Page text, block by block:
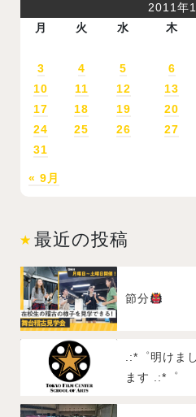
2011年
月
火 水 木
« 9月
3
4 5 6
10
11 12 13
17
18 19 20
24
25 26 27
31
最近の投稿
節分
.:*゜明けま
ます .:*゜